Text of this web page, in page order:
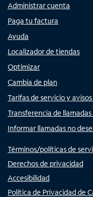
Administrar cuenta
Paga tu factura
Ayuda
Localizador de tiendas
Optimizar
Cambia de plan
Tarifas de servicio y
Transferencia de
Informar llamadas no
Términos/políticas de
Derechos de privacidad
Accesibilidad
Política de Privacidad de